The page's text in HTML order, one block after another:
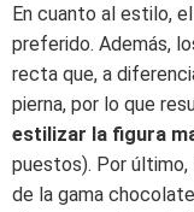
En cuanto al estilo, el
preferido. Además,
recta que, a
pierna, por lo que
estilizar la figura
puestos). Por
de la gama